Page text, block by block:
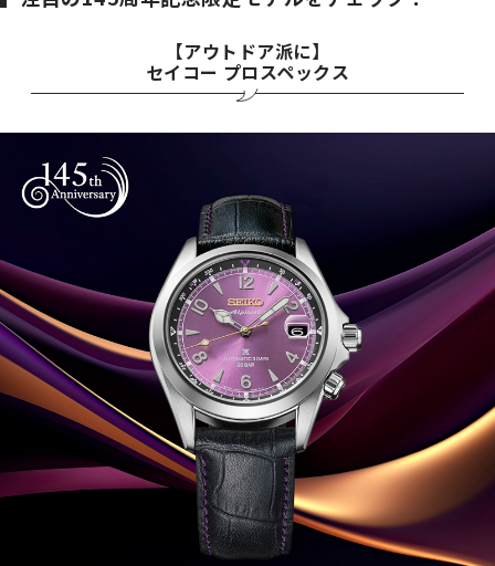
【アウトドア派に】
セイコー プロスペックス